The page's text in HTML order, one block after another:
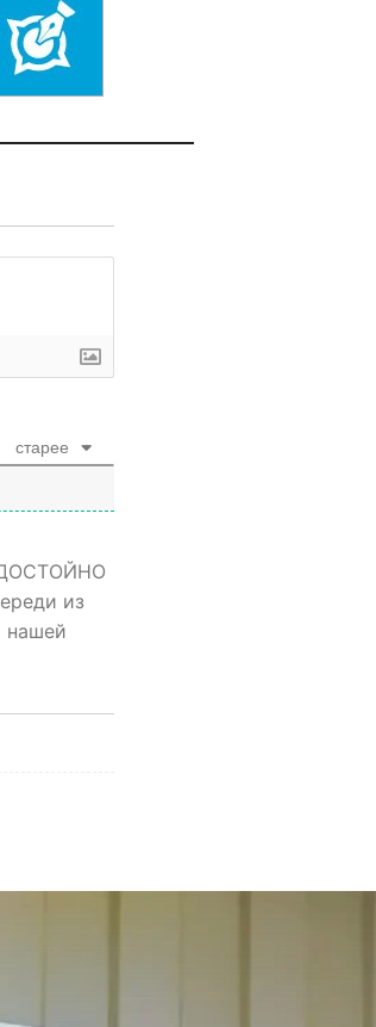
старее
ДОСТОЙНО
из
нашей